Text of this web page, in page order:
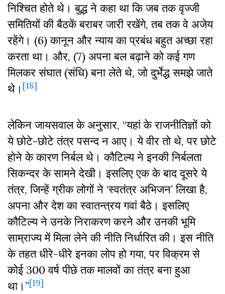
निश्चित होते थे। बुद्ध ने कहा था कि जब तक वृज्जी
समितियों की बैठकें बराबर जारी रखेंगे, तब तक वे अजेय
रहेंगे। (6) कानून और न्याय का प्रबंध बहुत अच्छा रहा
करता था। और, (7) अपना बल बढ़ाने को कई गण
मिलकर संघात (संधि) बना लेते थे, जो दुर्भेद्ध समझे जाते
थे। [18]
लेकिन जायसवाल के अनुसार, “यहां के राजनीतिज्ञों को
ये छोटे-छोटे तंत्र पसन्द न आए। ये वीर तो थे, पर छोटे
होने के कारण निर्बल थे। कौटिल्य ने इनकी निर्बलता
सिकन्दर के सामने देखी। इसलिए एक के बाद दूसरे ये
तंत्र, जिन्हें ग्रीक लोगों ने ‘स्वतंत्र अभिजन’ लिखा है,
अपना और देश का स्वातन्त्रय गवां बैठे। इसलिए
कौटिल्य ने उनके निराकरण करने और उनकी भूमि
साम्राज्य में मिला लेने की नीति निर्धारित की। इस नीति
के तहत धीरे-धीरे इनका लोप हो गया, पर विक्रम से
कोई 300 वर्ष पीछे तक मालवों का तंत्र बना हुआ
था।”[19]